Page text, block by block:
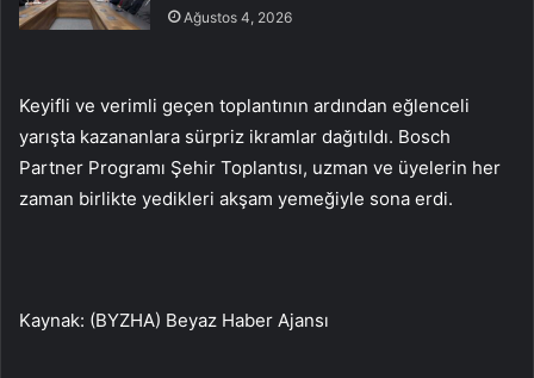
Ağustos 4, 2026
Keyifli ve verimli geçen toplantının ardından eğlenceli
yarışta kazananlara sürpriz ikramlar dağıtıldı. Bosch
Partner Programı Şehir Toplantısı, uzman ve üyelerin her
zaman birlikte yedikleri akşam yemeğiyle sona erdi.
Kaynak: (BYZHA) Beyaz Haber Ajansı